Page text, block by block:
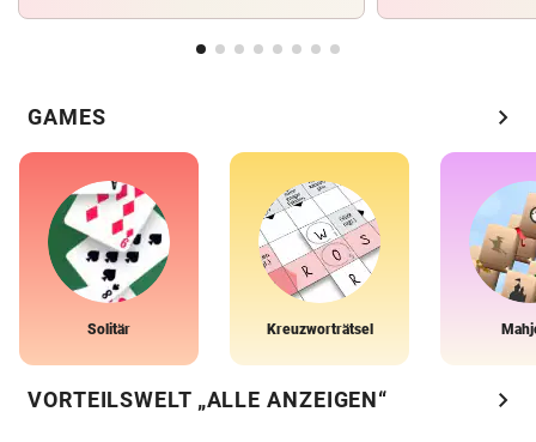
GAMES chevron_right
Solitär Kreuzworträtsel
VORTEILSWELT „ALLE ANZEIGEN“ chevron_right